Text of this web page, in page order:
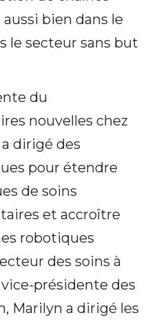
bien dans le
le secteur sans but
du
nouvelles chez
dirigé des
pour étendre
de soins
et accroître
robotiques
des soins à
présidente des
Marilyn a dirigé les